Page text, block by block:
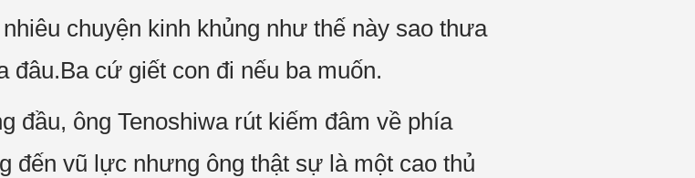
chuyện kinh khủng như thế này sao thưa
đâu.Ba cứ giết con đi nếu ba muốn.
đầu, ông Tenoshiwa rút kiếm đâm về phía
đến vũ lực nhưng ông thật sự là một cao thủ